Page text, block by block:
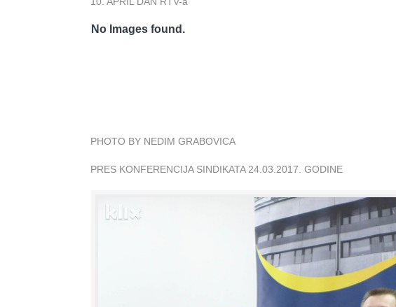
No Images found.
PHOTO BY NEDIM GRABOVICA
PRES KONFERENCIJA SINDIKATA 24.03.2017. GODINE